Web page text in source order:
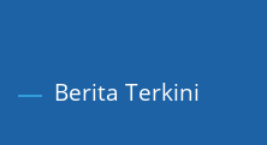
Berita Terkini